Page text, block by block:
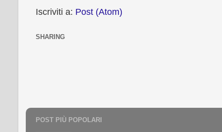
Iscriviti a: Post (Atom)
SHARING
POST PIÙ POPOLARI